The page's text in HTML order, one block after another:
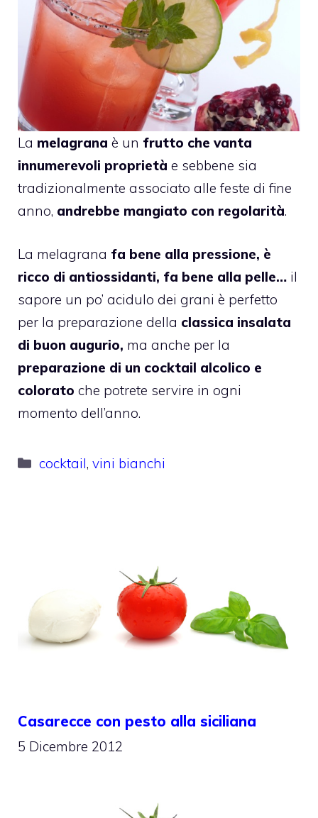
La melagrana è un frutto che vanta
innumerevoli proprietà e sebbene sia
tradizionalmente associato alle feste di fine
anno, andrebbe mangiato con regolarità.
La melagrana fa bene alla pressione, è
ricco di antiossidanti, fa bene alla pelle… il
sapore un po’ acidulo dei grani è perfetto
per la preparazione della classica insalata
di buon augurio, ma anche per la
preparazione di un cocktail alcolico e
colorato che potrete servire in ogni
momento dell’anno.
Categorie
cocktail,vini bianchi
Casarecce con pesto alla siciliana
5 Dicembre 2012